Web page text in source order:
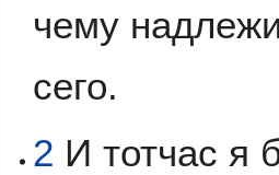
чему
сего.
2 И тотчас я